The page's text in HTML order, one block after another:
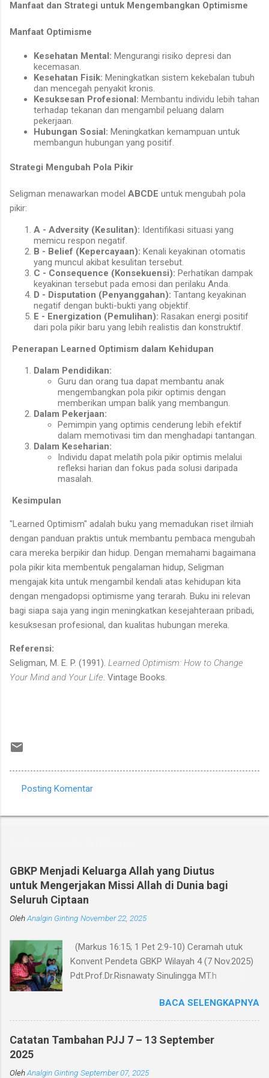
Manfaat dan Strategi untuk Mengembangkan Optimisme
Manfaat Optimisme
Kesehatan Mental: Mengurangi risiko depresi dan
kecemasan.
Kesehatan Fisik: Meningkatkan sistem kekebalan tubuh
dan mencegah penyakit kronis.
Kesuksesan Profesional: Membantu individu lebih tahan
terhadap tekanan dan mengambil peluang dalam
pekerjaan.
Hubungan Sosial: Meningkatkan kemampuan untuk
membangun hubungan yang positif.
Strategi Mengubah Pola Pikir
Seligman menawarkan model ABCDE untuk mengubah pola
pikir:
A - Adversity (Kesulitan): Identifikasi situasi yang
memicu respon negatif.
B - Belief (Kepercayaan): Kenali keyakinan otomatis
yang muncul akibat kesulitan tersebut.
C - Consequence (Konsekuensi): Perhatikan dampak
keyakinan tersebut pada emosi dan perilaku Anda.
D - Disputation (Penyanggahan): Tantang keyakinan
negatif dengan bukti-bukti yang objektif.
E - Energization (Pemulihan): Rasakan energi positif
dari pola pikir baru yang lebih realistis dan konstruktif.
Penerapan Learned Optimism dalam Kehidupan
Dalam Pendidikan:
Guru dan orang tua dapat membantu anak
mengembangkan pola pikir optimis dengan
memberikan umpan balik yang membangun.
Dalam Pekerjaan:
Pemimpin yang optimis cenderung lebih efektif
dalam memotivasi tim dan menghadapi tantangan.
Dalam Keseharian:
Individu dapat melatih pola pikir optimis melalui
refleksi harian dan fokus pada solusi daripada
masalah.
Kesimpulan
"Learned Optimism" adalah buku yang memadukan riset ilmiah
dengan panduan praktis untuk membantu pembaca mengubah
cara mereka berpikir dan hidup. Dengan memahami bagaimana
pola pikir kita membentuk pengalaman hidup, Seligman
mengajak kita untuk mengambil kendali atas kehidupan kita
dengan mengadopsi optimisme yang terarah. Buku ini relevan
bagi siapa saja yang ingin meningkatkan kesejahteraan pribadi,
kesuksesan profesional, dan kualitas hubungan mereka.
Referensi:
Seligman, M. E. P. (1991). Learned Optimism: How to Change
Your Mind and Your Life. Vintage Books.
o
n
t
a
r
Posting Komentar
GBKP Menjadi Keluarga Allah yang Diutus
untuk Mengerjakan Missi Allah di Dunia bagi
Seluruh Ciptaan
OlehAnalgin Ginting November 22, 2025
(Markus 16:15; 1 Pet 2:9-10) Ceramah utuk
Konvent Pendeta GBKP Wilayah 4 (7 Nov.2025)
Pdt.Prof.Dr.Risnawaty Sinulingga MT.h
kesempatan berharga saat ini dalam
menyampaikan ceramah tentang visi baru
gereja GBKP. Ceramah ini disampaikan menurut
perumusan visi, dianalisa berdasarkan teks
BACA SELENGKAPNYA
Catatan Tambahan PJJ 7 – 13 September
2025
OlehAnalgin Ginting September 07, 2025